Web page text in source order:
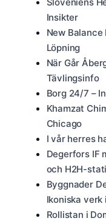
Insikter
New
Löpning
När Går
Tävlingsinfo
Borg 24/7 –
Khamzat
Chicago
I vår herres
Degerfors IF
och H2H-
Byggnader
Ikoniska verk
Rollistan i